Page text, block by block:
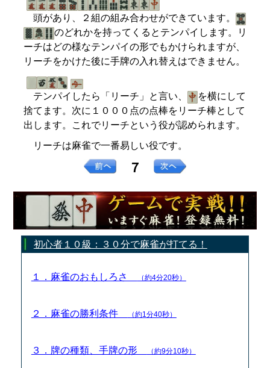
頭があり、２組の組み合わせができています。
のどれかを持ってくるとテンパイします。リ
ーチはどの様なテンパイの形でもかけられますが、
リーチをかけた後に手牌の入れ替えはできません。
テンパイしたら「リーチ」と言い、
を横にして
捨てます。次に１０００点の点棒をリーチ棒として
出します。これでリーチという役が認められます。
リーチは麻雀で一番易しい役です。
７
初心者１０級：３０分で麻雀が打てる！
１．麻雀のおもしろさ （約4分20秒）
２．麻雀の勝利条件 （約1分40秒）
３．牌の種類、手牌の形 （約9分10秒）